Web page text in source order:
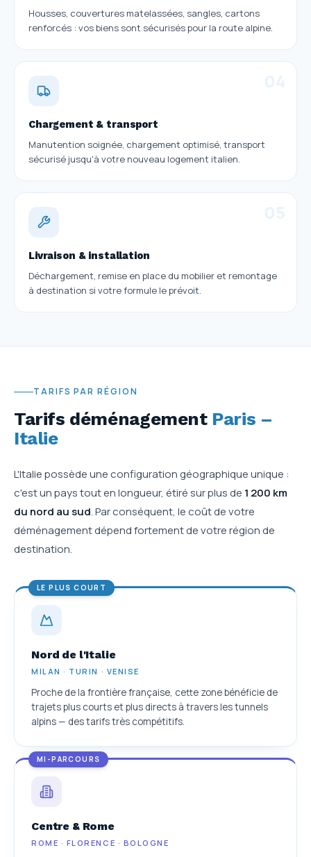
Housses, couvertures matelassées, sangles, cartons
renforcés : vos biens sont sécurisés pour la route alpine.
Chargement & transport
Manutention soignée, chargement optimisé, transport
sécurisé jusqu'à votre nouveau logement italien.
Livraison & installation
Déchargement, remise en place du mobilier et remontage
à destination si votre formule le prévoit.
TARIFS PAR RÉGION
Tarifs déménagement Paris –
Italie
L'Italie possède une configuration géographique unique :
c'est un pays tout en longueur, étiré sur plus de 1 200 km
du nord au sud. Par conséquent, le coût de votre
déménagement dépend fortement de votre région de
destination.
LE PLUS COURT
Nord de l'Italie
MILAN · TURIN · VENISE
Proche de la frontière française, cette zone bénéficie de
trajets plus courts et plus directs à travers les tunnels
alpins — des tarifs très compétitifs.
MI-PARCOURS
Centre & Rome
ROME · FLORENCE · BOLOGNE